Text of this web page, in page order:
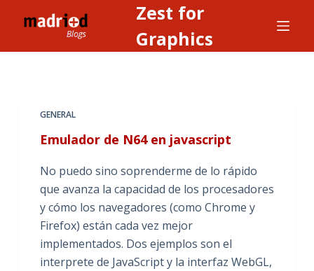
l
Zest for
Graphics
GENERAL
Emulador de N64 en javascript
No puedo sino soprenderme de lo rápido
que avanza la capacidad de los procesadores
y cómo los navegadores (como Chrome y
Firefox) están cada vez mejor
implementados. Dos ejemplos son el
interprete de JavaScript y la interfaz WebGL,